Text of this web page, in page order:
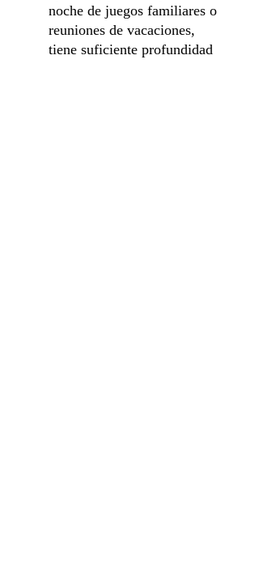
noche de juegos familiares o
reuniones de vacaciones,
tiene suficiente profundidad